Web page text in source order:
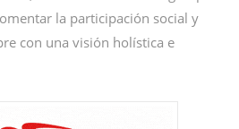
la participación social y
con una visión holística e